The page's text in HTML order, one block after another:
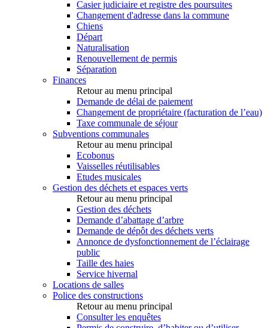
Casier judiciaire et registre des poursuites
Changement d'adresse dans la commune
Chiens
Départ
Naturalisation
Renouvellement de permis
Séparation
Finances
Retour au menu principal
Demande de délai de paiement
Changement de propriétaire (facturation de l’eau)
Taxe communale de séjour
Subventions communales
Retour au menu principal
Ecobonus
Vaisselles réutilisables
Etudes musicales
Gestion des déchets et espaces verts
Retour au menu principal
Gestion des déchets
Demande d’abattage d’arbre
Demande de dépôt des déchets verts
Annonce de dysfonctionnement de l’éclairage
public
Taille des haies
Service hivernal
Locations de salles
Police des constructions
Retour au menu principal
Consulter les enquêtes